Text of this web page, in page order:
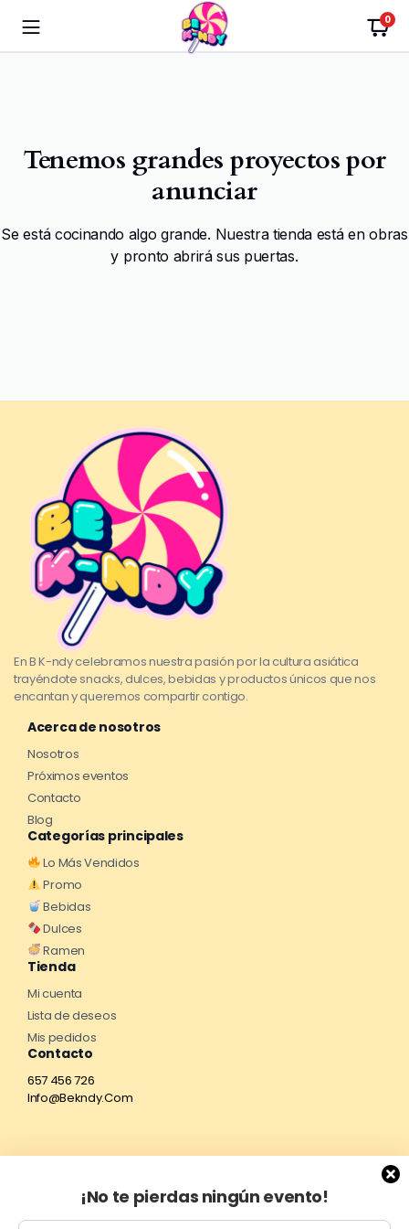
0
Tenemos grandes proyectos por
anunciar
Se está cocinando algo grande. Nuestra tienda está en obras
y pronto abrirá sus puertas.
En B K-ndy celebramos nuestra pasión por la cultura asiática
trayéndote snacks, dulces, bebidas y productos únicos que nos
encantan y queremos compartir contigo.
Acerca de nosotros
Nosotros
Próximos eventos
Contacto
Blog
Categorías principales
Lo Más Vendidos
Promo
Bebidas
Dulces
Ramen
Tienda
Mi cuenta
Lista de deseos
Mis pedidos
Contacto
657 456 726
Info@Bekndy.Com
¡No te pierdas ningún evento!